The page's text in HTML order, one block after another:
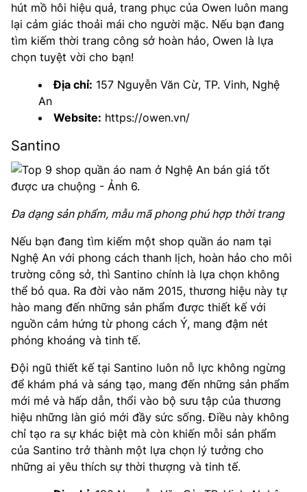
hút mồ hôi hiệu quả, trang phục của Owen luôn mang
lại cảm giác thoải mái cho người mặc. Nếu bạn đang
tìm kiếm thời trang công sở hoàn hảo, Owen là lựa
chọn tuyệt vời cho bạn!
Địa chỉ: 157 Nguyễn Văn Cừ, TP. Vinh, Nghệ
An
Website: https://owen.vn/
Santino
Đa dạng sản phẩm, mẫu mã phong phú hợp thời trang
Nếu bạn đang tìm kiếm một shop quần áo nam tại
Nghệ An với phong cách thanh lịch, hoàn hảo cho môi
trường công sở, thì Santino chính là lựa chọn không
thể bỏ qua. Ra đời vào năm 2015, thương hiệu này tự
hào mang đến những sản phẩm được thiết kế với
nguồn cảm hứng từ phong cách Ý, mang đậm nét
phóng khoáng và tinh tế.
Đội ngũ thiết kế tại Santino luôn nỗ lực không ngừng
để khám phá và sáng tạo, mang đến những sản phẩm
mới mẻ và hấp dẫn, thổi vào bộ sưu tập của thương
hiệu những làn gió mới đầy sức sống. Điều này không
chỉ tạo ra sự khác biệt mà còn khiến mỗi sản phẩm
của Santino trở thành một lựa chọn lý tưởng cho
những ai yêu thích sự thời thượng và tinh tế.